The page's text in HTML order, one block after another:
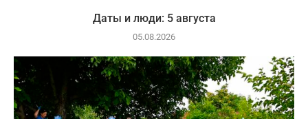
Даты и люди: 5 августа
05.08.2026